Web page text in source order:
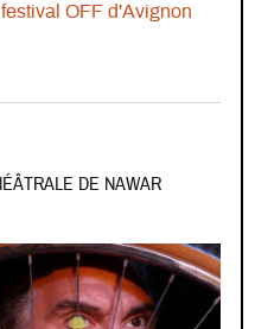
OFF d'Avignon
théâtre « Mawlana » de
DE NAWAR